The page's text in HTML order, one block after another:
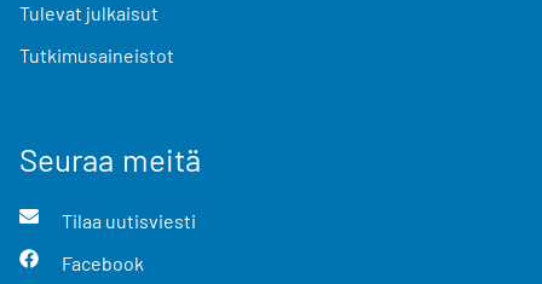
Tulevat julkaisut
Tutkimusaineistot
Seuraa meitä
Tilaa uutisviesti
Facebook